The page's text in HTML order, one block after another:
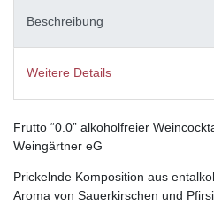
Beschreibung
Weitere Details
Frutto “0.0” alkoholfreier
Weingärtner eG
Prickelnde Komposition aus
Aroma von Sauerkirschen und